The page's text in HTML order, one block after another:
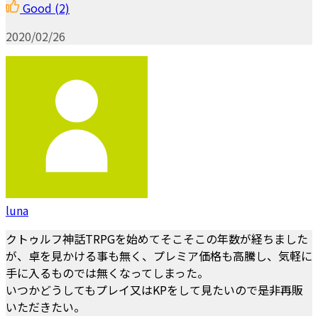
Good (2)
2020/02/26
luna
クトゥルフ神話TRPGを始めてそこそこの年数が経ちました
が、卓を見かける事も無く、プレミア価格も高騰し、気軽に
手に入るものでは無くなってしまった。
いつかどうしてもプレイ又はKPをして見たいので是非再販
いただきたい。